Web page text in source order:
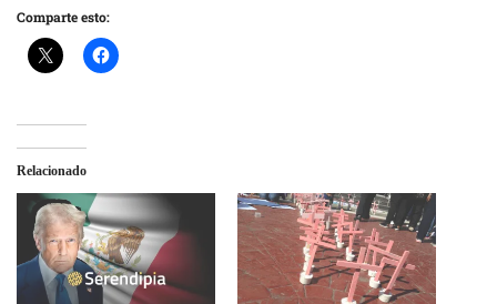
Comparte esto:
Relacionado